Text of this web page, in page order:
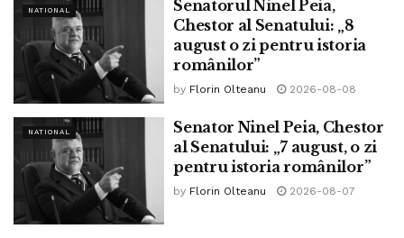
NATIONAL
Senatorul Ninel Peia,
Chestor al Senatului: „8
august o zi pentru istoria
românilor”
by Florin Olteanu 2026-08-08
NATIONAL
Senator Ninel Peia, Chestor
al Senatului: „7 august, o zi
pentru istoria românilor”
by Florin Olteanu 2026-08-07